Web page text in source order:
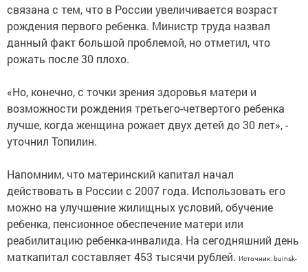
связана с тем, что в России увеличивается возраст
рождения первого ребенка. Министр труда назвал
данный факт большой проблемой, но отметил, что
рожать после 30 плохо.
«Но, конечно, с точки зрения здоровья матери и
возможности рождения третьего-четвертого ребенка
лучше, когда женщина рожает двух детей до 30 лет», -
уточнил Топилин.
Напомним, что материнский капитал начал
действовать в России с 2007 года. Использовать его
можно на улучшение жилищных условий, обучение
ребенка, пенсионное обеспечение матери или
реабилитацию ребенка-инвалида. На сегодняшний день
маткапитал составляет 453 тысячи рублей. Источник: buinsk-